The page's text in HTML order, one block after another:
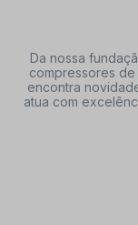
Da nossa
compressores
encontra
atua com